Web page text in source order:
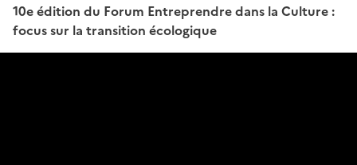
10e édition du Forum Entreprendre dans la Culture :
focus sur la transition écologique